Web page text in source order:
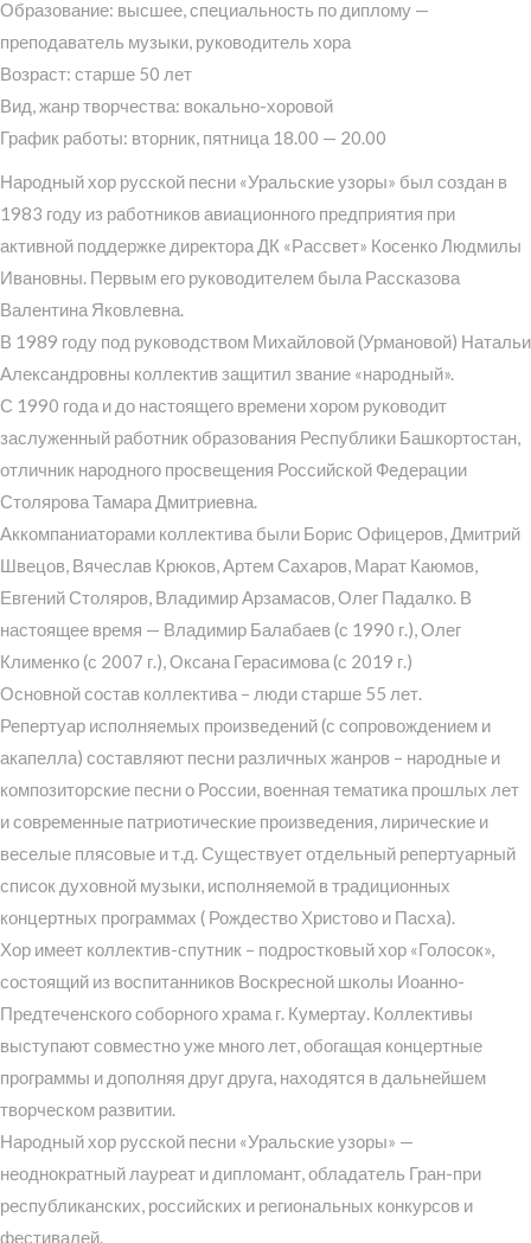
Образование: высшее, специальность по диплому —
преподаватель музыки, руководитель хора
Возраст: старше 50 лет
Вид, жанр творчества: вокально-хоровой
График работы: вторник, пятница 18.00 — 20.00
Народный хор русской песни «Уральские узоры» был создан в
1983 году из работников авиационного предприятия при
активной поддержке директора ДК «Рассвет» Косенко Людмилы
Ивановны. Первым его руководителем была Рассказова
Валентина Яковлевна.
В 1989 году под руководством Михайловой (Урмановой) Натальи
Александровны коллектив защитил звание «народный».
С 1990 года и до настоящего времени хором руководит
заслуженный работник образования Республики Башкортостан,
отличник народного просвещения Российской Федерации
Столярова Тамара Дмитриевна.
Аккомпаниаторами коллектива были Борис Офицеров, Дмитрий
Швецов, Вячеслав Крюков, Артем Сахаров, Марат Каюмов,
Евгений Столяров, Владимир Арзамасов, Олег Падалко. В
настоящее время — Владимир Балабаев (с 1990 г.), Олег
Клименко (с 2007 г.), Оксана Герасимова (с 2019 г.)
Основной состав коллектива – люди старше 55 лет.
Репертуар исполняемых произведений (с сопровождением и
акапелла) составляют песни различных жанров – народные и
композиторские песни о России, военная тематика прошлых лет
и современные патриотические произведения, лирические и
веселые плясовые и т.д. Существует отдельный репертуарный
список духовной музыки, исполняемой в традиционных
концертных программах ( Рождество Христово и Пасха).
Хор имеет коллектив-спутник – подростковый хор «Голосок»,
состоящий из воспитанников Воскресной школы Иоанно-
Предтеченского соборного храма г. Кумертау. Коллективы
выступают совместно уже много лет, обогащая концертные
программы и дополняя друг друга, находятся в дальнейшем
творческом развитии.
Народный хор русской песни «Уральские узоры» —
неоднократный лауреат и дипломант, обладатель Гран-при
республиканских, российских и региональных конкурсов и
фестивалей.